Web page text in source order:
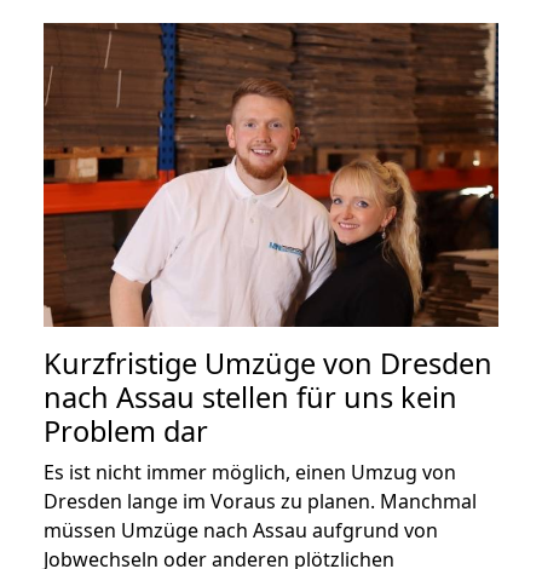
Kurzfristige Umzüge von Dresden
nach Assau stellen für uns kein
Problem dar
Es ist nicht immer möglich, einen Umzug von
Dresden lange im Voraus zu planen. Manchmal
müssen Umzüge nach Assau aufgrund von
Jobwechseln oder anderen plötzlichen